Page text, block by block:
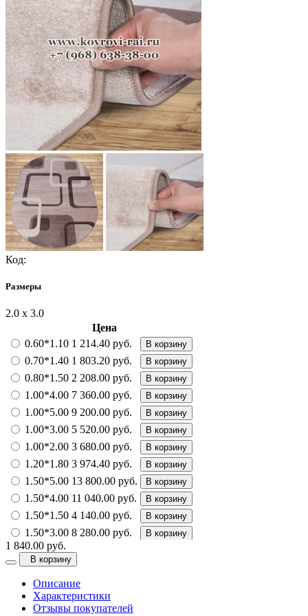
Код:
Размеры
2.0 х 3.0
Цена
0.60*1.10 1 214.40 руб. В корзину
0.70*1.40 1 803.20 руб. В корзину
0.80*1.50 2 208.00 руб. В корзину
1.00*4.00 7 360.00 руб. В корзину
1.00*5.00 9 200.00 руб. В корзину
1.00*3.00 5 520.00 руб. В корзину
1.00*2.00 3 680.00 руб. В корзину
1.20*1.80 3 974.40 руб. В корзину
1.50*5.00 13 800.00 руб. В корзину
1.50*4.00 11 040.00 руб. В корзину
1.50*1.50 4 140.00 руб. В корзину
1.50*3.00 8 280.00 руб. В корзину
1.50*2.30 6 348.00 руб.
2.00*4.00 14 720.00 руб.
2.00*5.00 18 400.00 руб.
2.00*4.50 16 560.00 руб.
1 840.00 руб.
В корзину
Описание
Характеристики
Отзывы покупателей